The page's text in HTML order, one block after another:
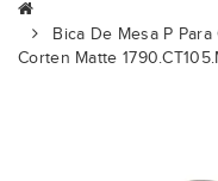
Bica De Mesa P
Corten Matte